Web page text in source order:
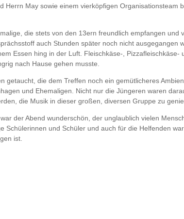
May sowie einem vierköpfigen Organisationsteam
die stets von den 13ern freundlich empfangen
auch Stunden später noch nicht ausgegangen
Essen hing in der Luft. Fleischkäse-,
niemand hungrig nach Hause gehen
die dem Treffen noch ein gemütlicheres
und Ehemaligen. Nicht nur die Jüngeren waren
die Musik in dieser großen, diversen Gruppe zu
der Abend wunderschön, der unglaublich vielen
und Schüler und auch für die Helfenden
ist.